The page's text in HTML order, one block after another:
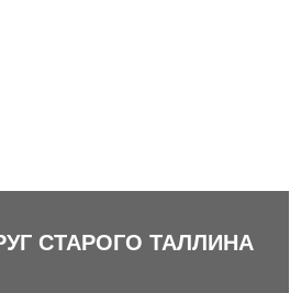
СТАРОГО ТАЛЛИНА